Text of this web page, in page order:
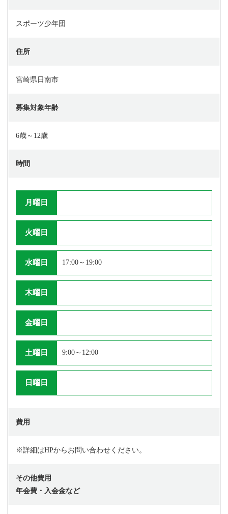
スポーツ少年団
住所
宮崎県日南市
募集対象年齢
6歳～12歳
時間
月曜日
火曜日
水曜日 17:00～19:00
木曜日
金曜日
土曜日 9:00～12:00
日曜日
費用
※詳細はHPからお問い合わせください。
その他費用
年会費・入会金など